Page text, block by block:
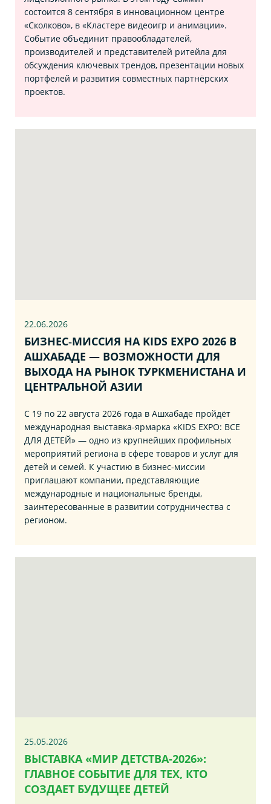
состоится 8 сентября в инновационном центре
«Сколково», в «Кластере видеоигр и анимации».
Событие объединит правообладателей,
производителей и представителей ритейла для
обсуждения ключевых трендов, презентации новых
портфелей и развития совместных партнёрских
проектов.
22.06.2026
БИЗНЕС‑МИССИЯ НА KIDS EXPO 2026 В
АШХАБАДЕ — ВОЗМОЖНОСТИ ДЛЯ
ВЫХОДА НА РЫНОК ТУРКМЕНИСТАНА И
ЦЕНТРАЛЬНОЙ АЗИИ
С 19 по 22 августа 2026 года в Ашхабаде пройдёт
международная выставка‑ярмарка «KIDS EXPO: ВСЕ
ДЛЯ ДЕТЕЙ» — одно из крупнейших профильных
мероприятий региона в сфере товаров и услуг для
детей и семей. К участию в бизнес‑миссии
приглашают компании, представляющие
международные и национальные бренды,
заинтересованные в развитии сотрудничества с
регионом.
25.05.2026
ВЫСТАВКА «МИР ДЕТСТВА-2026»:
ГЛАВНОЕ СОБЫТИЕ ДЛЯ ТЕХ, КТО
СОЗДАЕТ БУДУЩЕЕ ДЕТЕЙ